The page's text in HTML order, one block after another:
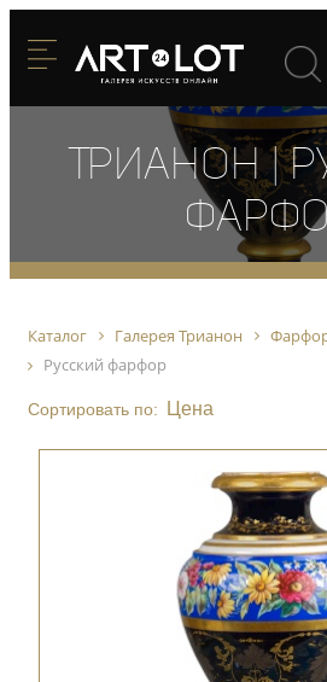
Трианон |
Каталог Галерея Трианон
Русский фарфор
Сортировать по: Цена